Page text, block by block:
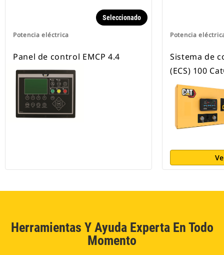
Potencia eléctrica
Seleccionado
Panel de control EMCP 4.4
Potencia
Sistema de
(ECS) 100
Herramientas Y Ayuda Experta En Todo
Momento